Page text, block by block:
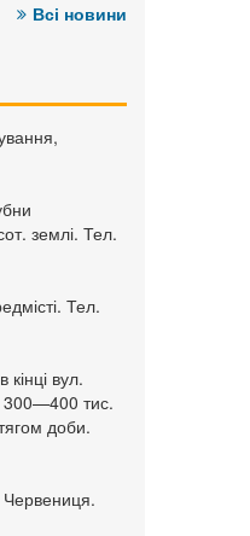
Всі новини
землі. Тел.
Тел.
вул.
300—400 тис.
доби.
Червениця.